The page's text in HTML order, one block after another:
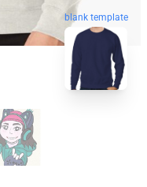
blank template